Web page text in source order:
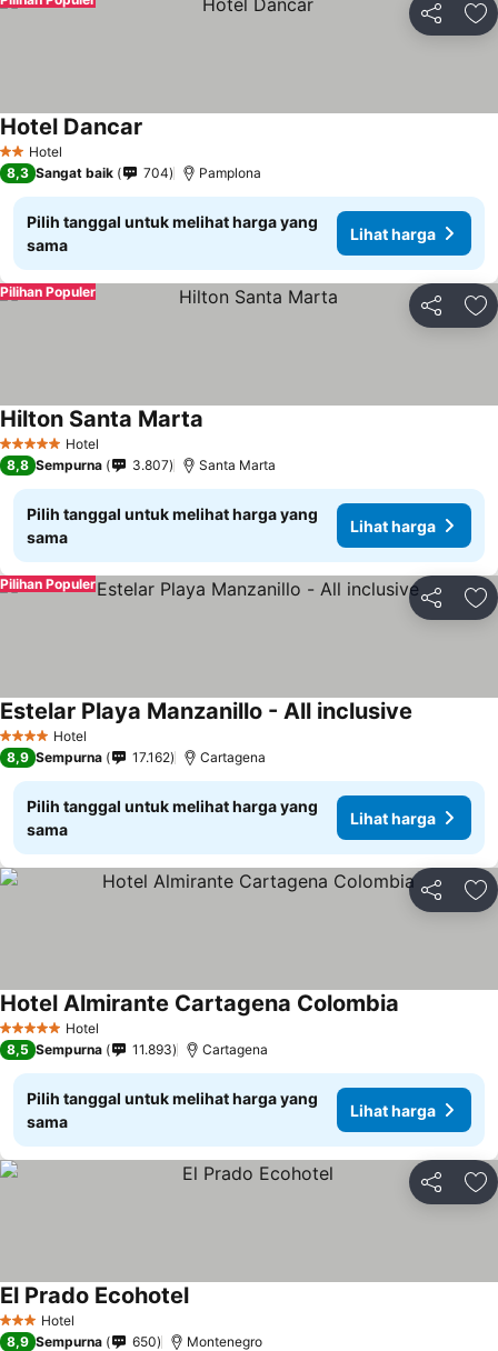
Bagikan
2 Bintang
Hotel
Hotel Dancar
8,3 Sangat baik 704 Pamplona
Pilih tanggal untuk melihat harga yang
sama
Lihat harga
Bagikan
Pilihan Populer
5 Bintang Hotel
Hilton Santa Marta
8,8 Sempurna 3.807 Santa Marta
Pilih tanggal untuk melihat harga yang
sama
Lihat harga
Bagikan
Pilihan Populer
4 BintangHotel
Estelar Playa Manzanillo - All inclusive
8,9 Sempurna 17.162 Cartagena
Pilih tanggal untuk melihat harga yang
sama
Lihat harga
Bagikan
5 Bintang Hotel
Hotel Almirante Cartagena Colombia
8,5 Sempurna 11.893 Cartagena
Pilih tanggal untuk melihat harga yang
sama
Lihat harga
Bagikan
3 BintangHotel
El Prado Ecohotel
8,9 Sempurna 650 Montenegro